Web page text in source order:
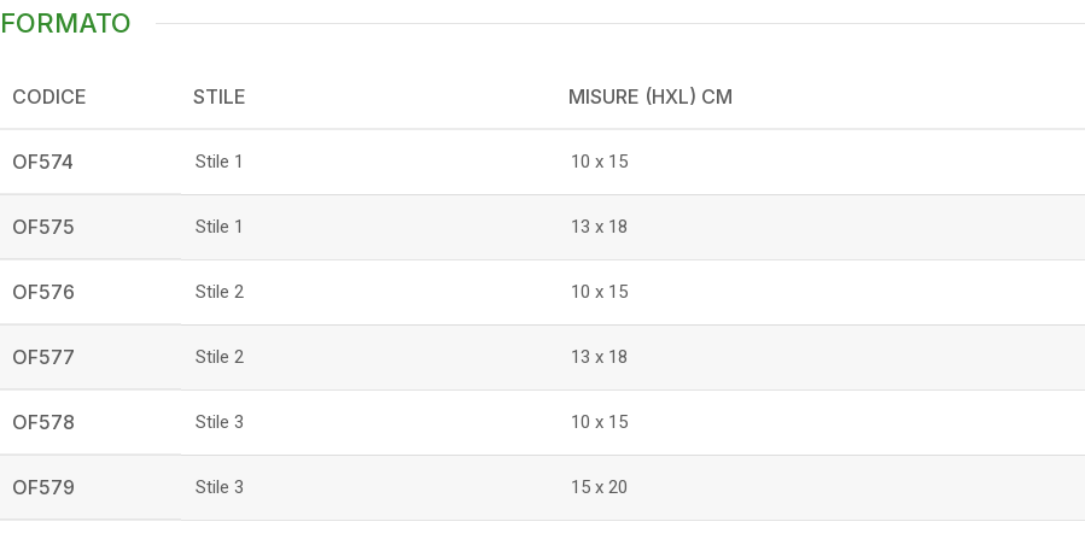
FORMATO
CODICE STILE MISURE (HXL) CM
OF574 Stile 1 10 x 15
OF575 Stile 1 13 x 18
OF576 Stile 2 10 x 15
OF577 Stile 2 13 x 18
OF578 Stile 3 10 x 15
OF579 Stile 3 15 x 20